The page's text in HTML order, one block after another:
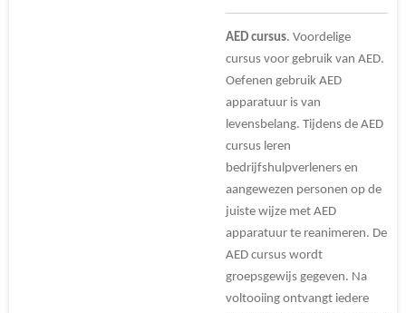
AED cursus. Voordelige
cursus voor gebruik van AED.
Oefenen gebruik AED
apparatuur is van
levensbelang. Tijdens de AED
cursus leren
bedrijfshulpverleners en
aangewezen personen op de
juiste wijze met AED
apparatuur te reanimeren. De
AED cursus wordt
groepsgewijs gegeven. Na
voltooiing ontvangt iedere